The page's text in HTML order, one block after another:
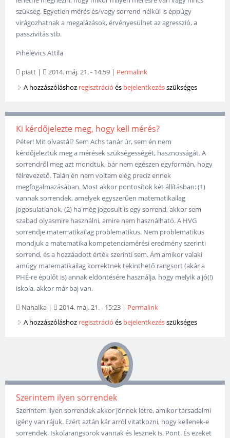
szükség. Egyetlen mérés és/vagy sorrend nélkül is éppúgy
virágozhatnak a megalázások, érvényesülhet az agresszió, a
passzivitás stb.
Pihelevics Attila
piatt | 2014. máj. 21. - 14:59 | Permalink
A hozzászóláshoz regisztráció és bejelentkezésszükséges
Ki kérdőjelezte meg, hogy kell mérés?
Péter! Mit olvastál? Sem Achs tanár úr, sem én nem
kérdőjeleztük meg a mérések szükségességét, hasznosságát. A
sorrendről meg azt mondtuk, bár nem egészen egyformán, hogy
félrevezető. Talán én nem voltam elég precíz ennek
megfogalmazásában. Most akkor pontosítok két állításban: (1)
vannak sorrendek, amelyek egyszerűen matematikailag
jogosulatlanok, (2) ha még jogosult is egy sorrend, akkor sem
szabad olyasmire használni, amire nem használható. A HVG
sorrendje matematikailag problematikus. Nem problematikus
mondjuk a matematika kompetenciamérési eredmény szerinti
sorrend, és a hozzáadott érték szerinti sem. Ám amikor valaki
amúgy matematikailag korrektnek tekinthető rangsort (akár a
PHÉ-re épülőt is) annak eldöntésére használja, hogy melyik a jó(!)
iskola, akkor már baj van.
Nahalka | 2014. máj. 21. - 15:23 | Permalink
A hozzászóláshoz regisztráció és bejelentkezésszükséges
Szerintem ilyen sorrendek
Szerintem ilyen sorrendek akkor jönnek létre, amikor társadalmi
igény van rájuk. Ezért aztán kár arról vitatkozni, hogy kellenek-e
sorrendek. Iskolarangsorok vannak és lesznek is. Pont. És ezeket